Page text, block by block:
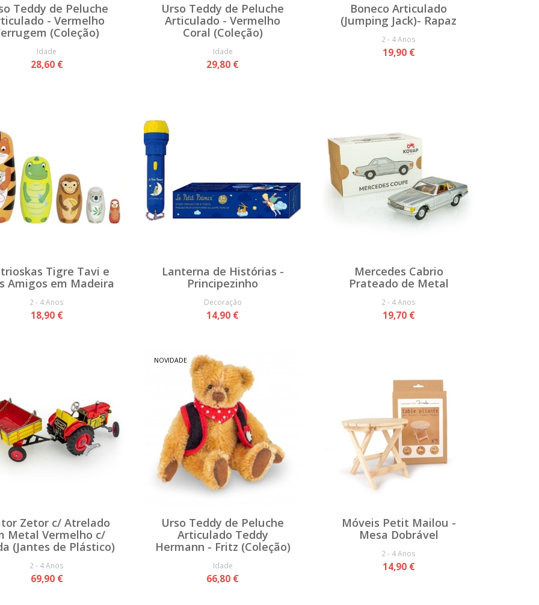
Teddy de Peluche
- Vermelho
(Coleção)
Idade
28,60 €
Urso Teddy de Peluche
Articulado - Vermelho
Coral (Coleção)
Idade
29,80 €
Boneco Articulado
(Jumping Jack)- Rapaz
2 - 4 Anos
19,90 €
Tigre Tavi e
Amigos em Madeira
2 - 4 Anos
18,90 €
Lanterna de Histórias -
Principezinho
Decoração
14,90 €
Mercedes Cabrio
Prateado de Metal
2 - 4 Anos
19,70 €
Zetor c/ Atrelado
Metal Vermelho c/
(Jantes de Plástico)
2 - 4 Anos
69,90 €
NOVIDADE
Urso Teddy de Peluche
Articulado Teddy
Hermann - Fritz (Coleção)
Idade
66,80 €
Móveis Petit Mailou -
Mesa Dobrável
2 - 4 Anos
14,90 €